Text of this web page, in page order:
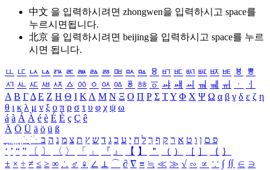
中文 을 입력하시려면 zhongwen을 입력하시고 space를
누르시면됩니다.
北京 을 입력하시려면 beijing을 입력하시고 space를 누르
시면 됩니다.
ㅥ ㅦ ㅧ ㅨ ㅩ ㅪ ㅫ ㅬ ㅭ ㅮ ㅯ ㅰ ㅱ ㅲ ㅳ ㅴ ㅵ ㅶ ㅷ ㅸ
ㅹ
ㅺ ㅻ ㅼ ㅽ ㅾ ㅿ ㆀ ㆁ ㆂ ㆃ ㆄ ㆅ ㆆ ㆇ ㆈ ㆉ ㆊ ㆋ ㆌ ㆍ
ㆎ
Α Β ΓΔ Ε Ζ Η Θ Ι ΚΛ Μ Ν Ξ Ο Π Ρ Σ ΤΥ Φ Χ Ψ Ω α β γ δ ε ζ η
θ ι κ λ μ ν ξ ο π ρ σ τ υ φ χ ψ ω
á à Á À é è É È ç Ç ê
Ä Ö Ü ä ö ü ß
ִֶֹ ֻּ ׁׂ פ ם ן ו ט א ר ק ף ך ל ח י ע כ ג ד ש ץ ת צ מ נ ה ב
‘ ’ “ ” 〔 〕 〈 〉 「 」 『 』 【 】 ＂ （ ） ［ ］ ｛ ｝
± × ÷ ≠ ≤ ≥ ∞ ∴ ♂ ♀ ∠ ⊥ ⌒ ∂ ∇ ≡ ≒ ≪ ≫ √ ∽ ∝ ∵ ∫ ∬ ∈ ∋